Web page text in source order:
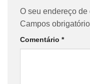
O seu endereço
Campos
Comentário *